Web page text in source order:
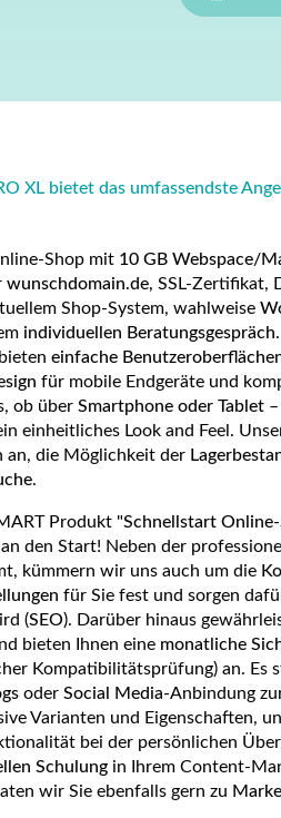
XL bietet das umfassendste
Shop mit 10 GB Webspace/
wunschdomain.de, SSL-Zertifikat,
Shop-System, wahlweise
individuellen Beratungsgespräch.
einfache
für mobile Endgeräte und
ob über Smartphone oder Tablet
einheitliches Look and Feel.
an, die Möglichkeit der
.
Produkt "Schnellstart Online-
den Start! Neben der
kümmern wir uns auch um die
für Sie fest und sorgen
(SEO). Darüber hinaus
bieten Ihnen eine monatliche
Kompatibilitätsprüfung) an. Es
oder Social Media-Anbindung
Varianten und Eigenschaften,
bei der persönlichen
Schulung in Ihrem Content-
wir Sie ebenfalls gern zu